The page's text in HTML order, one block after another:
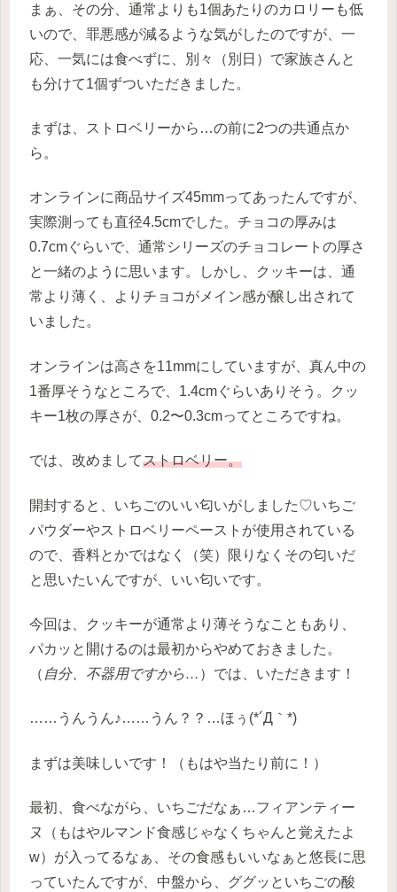
まぁ、その分、通常よりも1個あたりのカロリーも低
いので、罪悪感が減るような気がしたのですが、一
応、一気には食べずに、別々（別日）で家族さんと
も分けて1個ずついただきました。
まずは、ストロベリーから…の前に2つの共通点か
ら。
オンラインに商品サイズ45mmってあったんですが、
実際測っても直径4.5cmでした。チョコの厚みは
0.7cmぐらいで、通常シリーズのチョコレートの厚さ
と一緒のように思います。しかし、クッキーは、通
常より薄く、よりチョコがメイン感が醸し出されて
いました。
オンラインは高さを11mmにしていますが、真ん中の
1番厚そうなところで、1.4cmぐらいありそう。クッ
キー1枚の厚さが、0.2〜0.3cmってところですね。
では、改めましてストロベリー。
開封すると、いちごのいい匂いがしました♡いちご
パウダーやストロベリーペーストが使用されている
ので、香料とかではなく（笑）限りなくその匂いだ
と思いたいんですが、いい匂いです。
今回は、クッキーが通常より薄そうなこともあり、
パカッと開けるのは最初からやめておきました。
（ 自分、不器用ですから… ）では、いただきます！
……うんうん♪……うん？？…ほぅ(*´Д｀*)
まずは美味しいです！（もはや当たり前に！）
最初、食べながら、いちごだなぁ…フィアンティー
ヌ（もはやルマンド食感じゃなくちゃんと覚えたよ
w）が入ってるなぁ、その食感もいいなぁと悠長に思
っていたんですが、中盤から、ググッといちごの酸